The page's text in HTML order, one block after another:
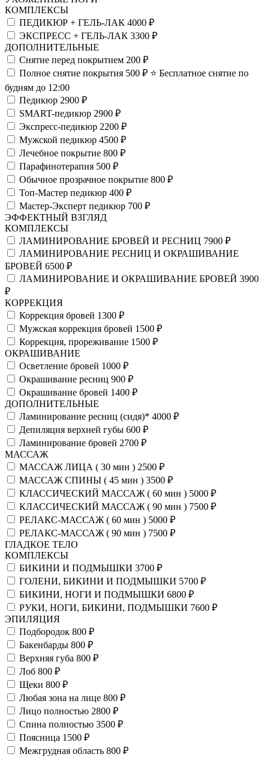
КОМПЛЕКСЫ
ПЕДИКЮР + ГЕЛЬ-ЛАК 4000 ₽
ЭКСПРЕСС + ГЕЛЬ-ЛАК 3300 ₽
ДОПОЛНИТЕЛЬНЫЕ
Снятие перед покрытием 200 ₽
Полное снятие покрытия 500 ₽ ⭐️ Бесплатное снятие по
будням до 12:00
Педикюр 2900 ₽
SMART-педикюр 2900 ₽
Экспресс-педикюр 2200 ₽
Мужской педикюр 4500 ₽
Лечебное покрытие 800 ₽
Парафинотерапия 500 ₽
Обычное прозрачное покрытие 800 ₽
Топ-Мастер педикюр 400 ₽
Мастер-Эксперт педикюр 700 ₽
ЭФФЕКТНЫЙ ВЗГЛЯД
КОМПЛЕКСЫ
ЛАМИНИРОВАНИЕ БРОВЕЙ И РЕСНИЦ 7900 ₽
ЛАМИНИРОВАНИЕ РЕСНИЦ И ОКРАШИВАНИЕ
БРОВЕЙ 6500 ₽
ЛАМИНИРОВАНИЕ И ОКРАШИВАНИЕ БРОВЕЙ 3900
₽
КОРРЕКЦИЯ
Коррекция бровей 1300 ₽
Мужская коррекция бровей 1500 ₽
Коррекция, прореживание 1500 ₽
ОКРАШИВАНИЕ
Осветление бровей 1000 ₽
Окрашивание ресниц 900 ₽
Окрашивание бровей 1400 ₽
ДОПОЛНИТЕЛЬНЫЕ
Ламинирование ресниц (сидя)* 4000 ₽
Депиляция верхней губы 600 ₽
Ламинирование бровей 2700 ₽
МАССАЖ
МАССАЖ ЛИЦА ( 30 мин ) 2500 ₽
МАССАЖ СПИНЫ ( 45 мин ) 3500 ₽
КЛАССИЧЕСКИЙ МАССАЖ ( 60 мин ) 5000 ₽
КЛАССИЧЕСКИЙ МАССАЖ ( 90 мин ) 7500 ₽
РЕЛАКС-МАССАЖ ( 60 мин ) 5000 ₽
РЕЛАКС-МАССАЖ ( 90 мин ) 7500 ₽
ГЛАДКОЕ ТЕЛО
КОМПЛЕКСЫ
БИКИНИ И ПОДМЫШКИ 3700 ₽
ГОЛЕНИ, БИКИНИ И ПОДМЫШКИ 5700 ₽
БИКИНИ, НОГИ И ПОДМЫШКИ 6800 ₽
РУКИ, НОГИ, БИКИНИ, ПОДМЫШКИ 7600 ₽
ЭПИЛЯЦИЯ
Подбородок 800 ₽
Бакенбарды 800 ₽
Верхняя губа 800 ₽
Лоб 800 ₽
Щеки 800 ₽
Любая зона на лице 800 ₽
Лицо полностью 2800 ₽
Спина полностью 3500 ₽
Поясница 1500 ₽
Межгрудная область 800 ₽